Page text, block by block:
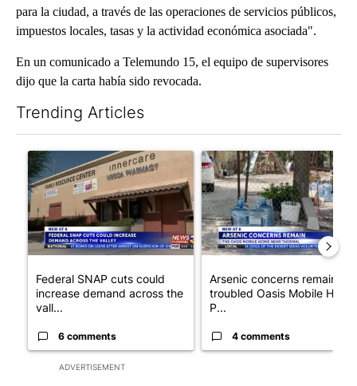
para la ciudad, a través de las operaciones de servicios públicos,
impuestos locales, tasas y la actividad económica asociada".
En un comunicado a Telemundo 15, el equipo de supervisores
dijo que la carta había sido revocada.
Trending Articles
ADVERTISEMENT
A trending article titled "Federal SNAP cuts could increase
Federal SNAP cuts could
increase demand across the
vall...
6 comments
A trending article titled
Arsenic concerns remain at
troubled Oasis Mobile Home
P...
4 comments